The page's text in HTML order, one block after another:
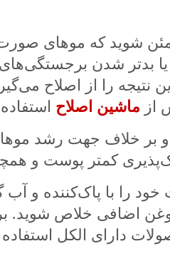
شوید که موهای
بدتر شدن
نتیجه را از اصلاح
از ماشین اصلاح
و بر خلاف جهت رشد
کمتر پوست و
را با پاک‌کننده و آب
اضافی خلاص شوید.
دارای الکل استفاده